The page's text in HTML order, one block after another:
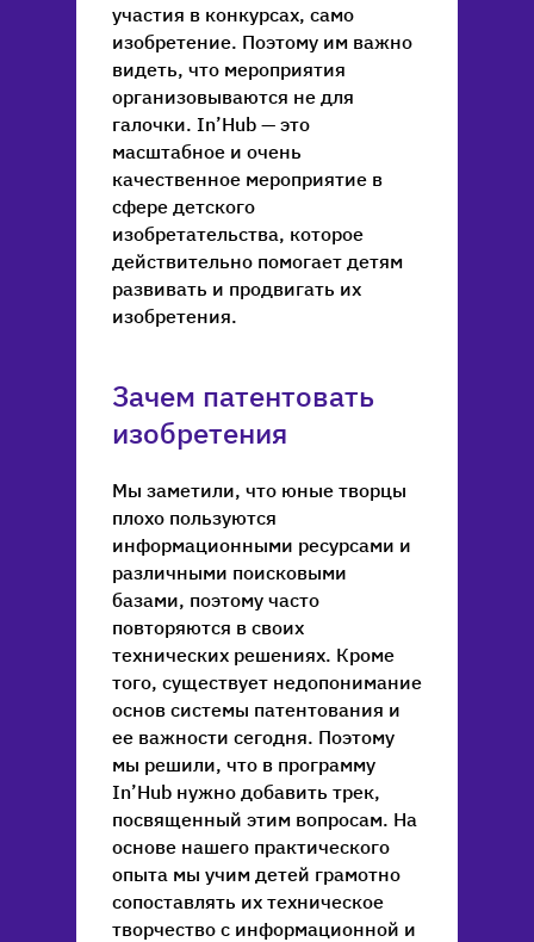
участия в конкурсах, само
изобретение. Поэтому им важно
видеть, что мероприятия
организовываются не для
галочки. In’Hub — это
масштабное и очень
качественное мероприятие в
сфере детского
изобретательства, которое
действительно помогает детям
развивать и продвигать их
изобретения.
Зачем патентовать
изобретения
Мы заметили, что юные творцы
плохо пользуются
информационными ресурсами и
различными поисковыми
базами, поэтому часто
повторяются в своих
технических решениях. Кроме
того, существует недопонимание
основ системы патентования и
ее важности сегодня. Поэтому
мы решили, что в программу
In’Hub нужно добавить трек,
посвященный этим вопросам. На
основе нашего практического
опыта мы учим детей грамотно
сопоставлять их техническое
творчество с информационной и